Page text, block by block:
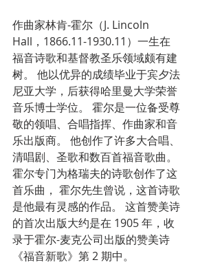
作曲家林肯-霍尔（J. Lincoln
Hall，1866.11-1930.11）一生在
福音诗歌和基督教圣乐领域颇有建
树。 他以优异的成绩毕业于宾夕法
尼亚大学，后获得哈里曼大学荣誉
音乐博士学位。 霍尔是一位备受尊
敬的领唱、合唱指挥、作曲家和音
乐出版商。 他创作了许多大合唱、
清唱剧、圣歌和数百首福音歌曲。
霍尔专门为格瑞夫的诗歌创作了这
首乐曲， 霍尔先生曾说，这首诗歌
是他最有灵感的作品。 这首赞美诗
的首次出版大约是在 1905 年，收
录于霍尔-麦克公司出版的赞美诗
《福音新歌》第 2 期中。